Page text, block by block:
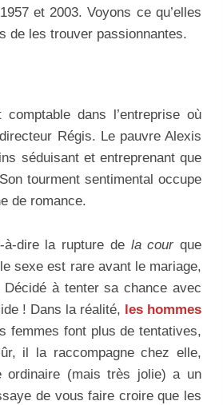
et 2003. Voyons ce qu’elles
de les trouver passionnantes.
dans l’entreprise où
Régis. Le pauvre Alexis
séduisant et entreprenant que
tourment sentimental occupe
de romance.
dire la rupture de la cour que
sexe est rare avant le mariage,
à tenter sa chance avec
! Dans la réalité, les hommes
femmes font plus de tentatives,
il la raccompagne chez elle,
ordinaire (mais très jolie) a un
de vous faire croire que les